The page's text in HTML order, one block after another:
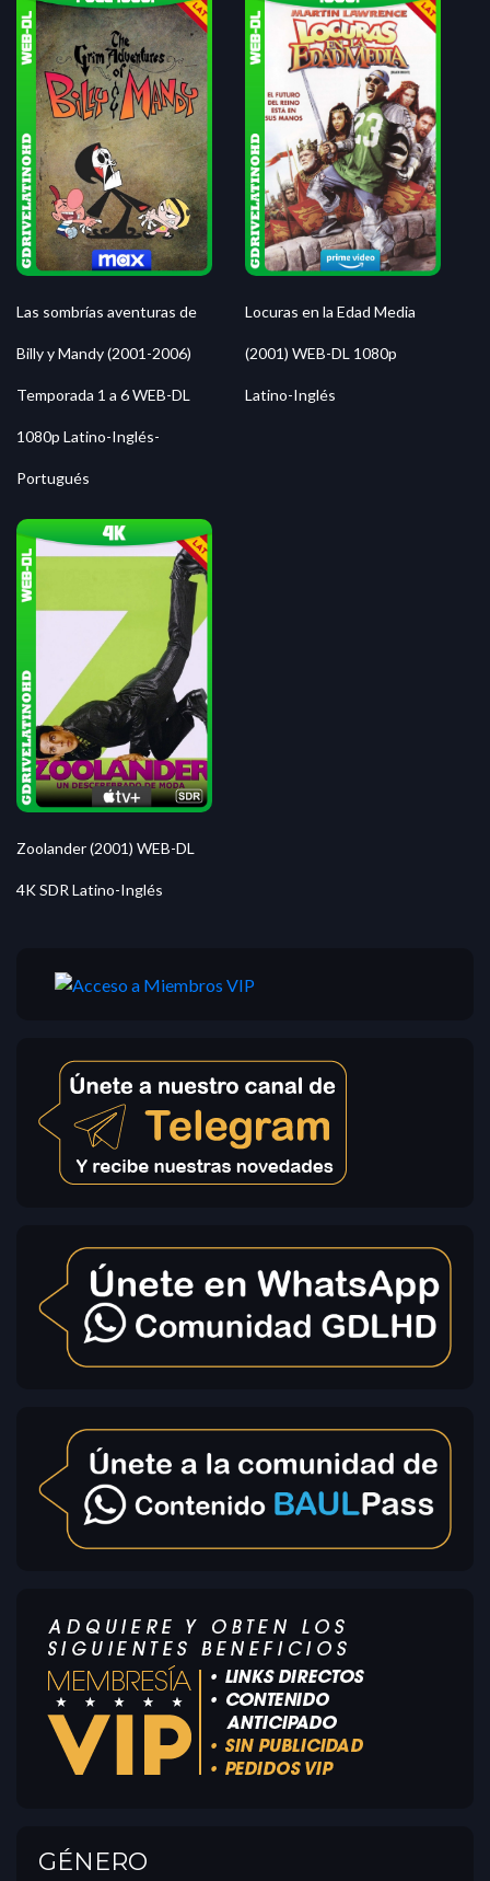
Las sombrías aventuras de
Billy y Mandy (2001-2006)
Temporada 1 a 6 WEB-DL
1080p Latino-Inglés-
Portugués
Locuras en la Edad Media
(2001) WEB-DL 1080p
Latino-Inglés
Zoolander (2001) WEB-DL
4K SDR Latino-Inglés
GÉNERO